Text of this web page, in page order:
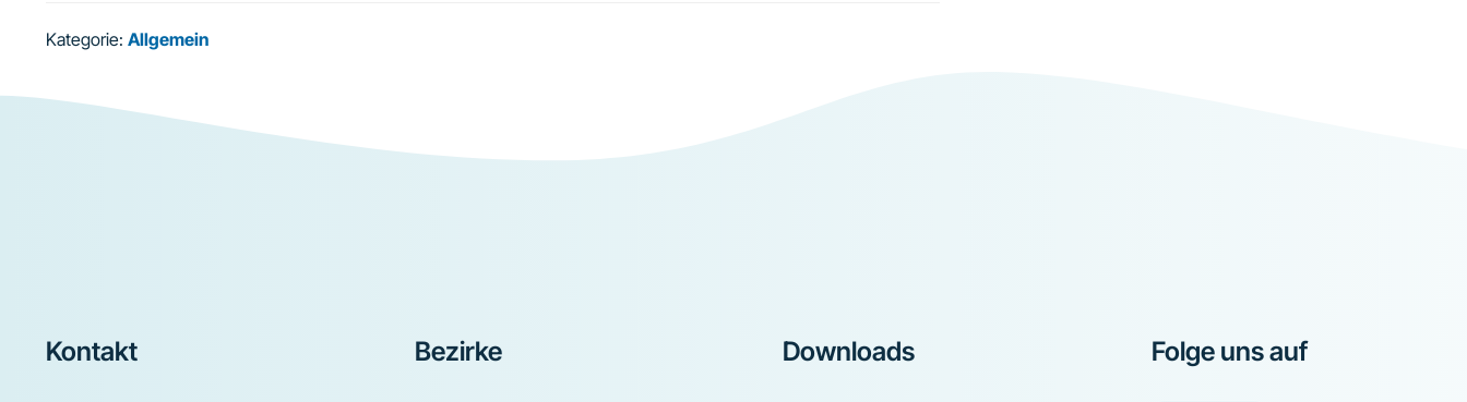
Kategorie: Allgemein
Footer
Kontakt Bezirke Downloads Folge uns auf